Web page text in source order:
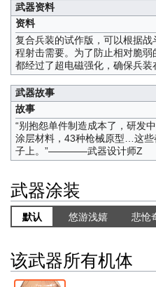
武器资料
资料
复合兵装的试作版，可以根据
程射击需要。为了防止相对脆
都经过了超电磁强化，确保兵
武器故事
故事
“别抱怨单件制造成本了，研发
涂层材料，43种枪械原型…这
子上。”————武器设计师Z
武器涂装
默认 悠游浅嬉 悲怆
该武器所有机体